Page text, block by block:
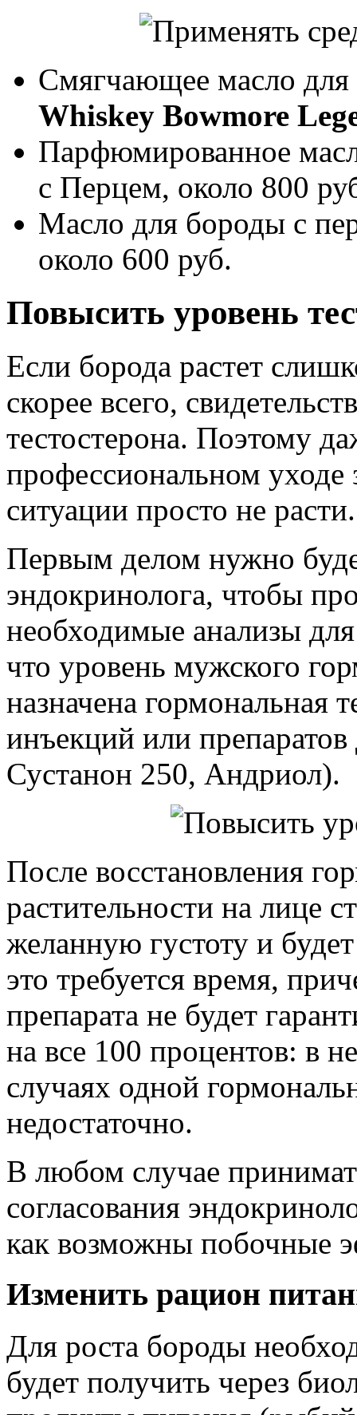
Смягчающее масло для
Whiskey Bowmore
Парфюмированное
c Перцем, около 800
Масло для бороды с
около 600 руб.
Повысить уровень
Если борода растет
скорее всего,
тестостерона. Поэтому
профессиональном уходе
ситуации просто не расти.
Первым делом нужно
эндокринолога, чтобы
необходимые анализы
что уровень мужского
назначена гормональная
инъекций или
Сустанон 250, Андриол).
После восстановления
растительности на лице
желанную густоту и
это требуется время,
препарата не будет
на все 100 процентов: в
случаях одной
недостаточно.
В любом случае
согласования
как возможны побочные
Изменить рацион
Для роста бороды
будет получить через